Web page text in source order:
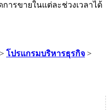
การขายในแต่ละช่วงเวลาได้
> โปรแกรมบริหารธุรกิจ >